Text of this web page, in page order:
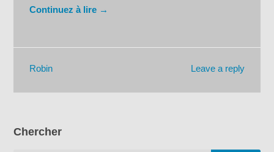
Continuez à lire →
Leave a reply
Robin
Chercher